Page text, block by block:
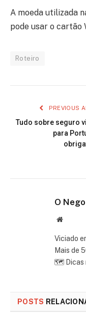
A moeda utilizada
pode usar o cartão
Roteiro
PREVIOUS
Tudo sobre seguro
para
O
Website
Viciado
Mais de
🗺 Dicas
POSTS